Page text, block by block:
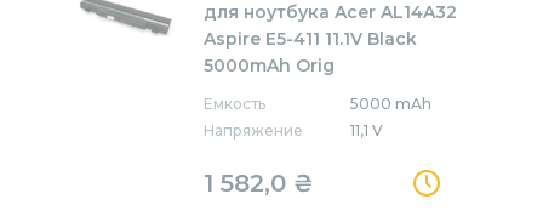
для ноутбука Acer AL14A32
Aspire E5-411 11.1V Black
5000mAh Orig
Емкость
5000 mAh
Напряжение
11,1 V
1 582,0 ₴